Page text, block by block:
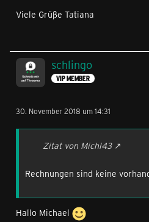
Viele Grüße Tatiana
schlingo
VIP MEMBER
30. November 2018 um 14:31
Zitat von Michl43
Rechnungen sind keine
Hallo Michael